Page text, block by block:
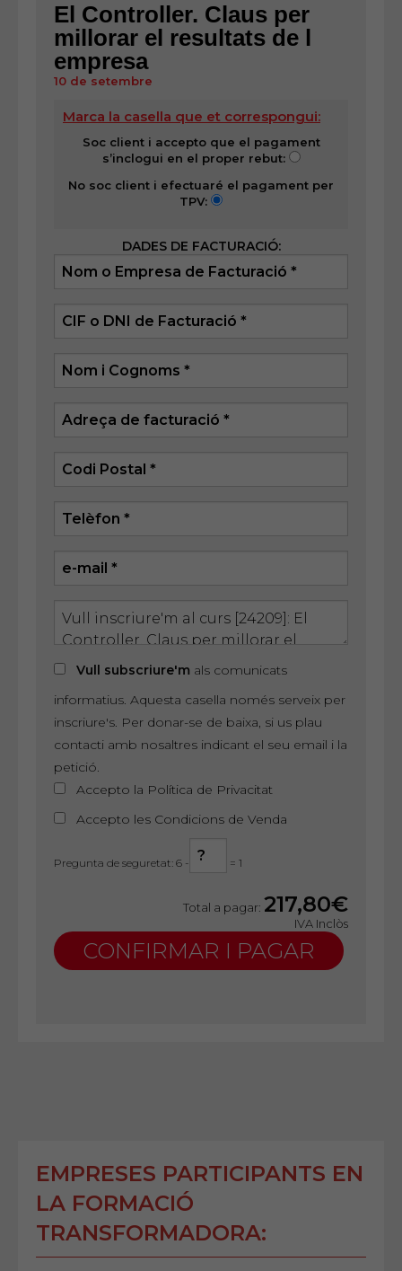
El Controller. Claus per
millorar el resultats de l
empresa
10 de setembre
Marca la casella que et correspongui:
Soc client i accepto que el pagament
s’inclogui en el proper rebut:
No soc client i efectuaré el pagament per
TPV:
DADES DE FACTURACIÓ:
Vull subscriure'm als comunicats
informatius. Aquesta casella només serveix per
inscriure's. Per donar-se de baixa, si us plau
contacti amb nosaltres indicant el seu email i la
petició.
Accepto la Política de Privacitat
Accepto les Condicions de Venda
Pregunta de seguretat: 6 - = 1
Total a pagar: 217,80€
IVA Inclòs
EMPRESES PARTICIPANTS EN
LA FORMACIÓ
TRANSFORMADORA: